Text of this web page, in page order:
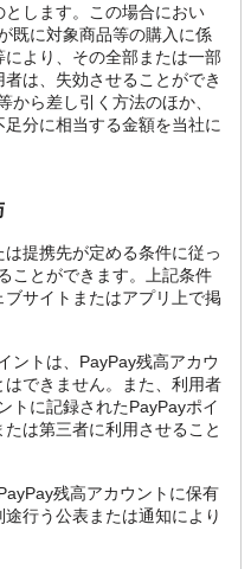
します。この場合におい
既に対象商品等の購入に係
より、その全部または一部
は、失効させることができ
から差し引く方法のほか、
分に相当する金額を当社に
提携先が定める条件に従っ
ことができます。上記条件
サイトまたはアプリ上で掲
ントは、PayPay残高アカウ
できません。また、利用者
トに記録されたPayPayポイ
は第三者に利用させること
残高アカウントに保有
行う公表または通知により